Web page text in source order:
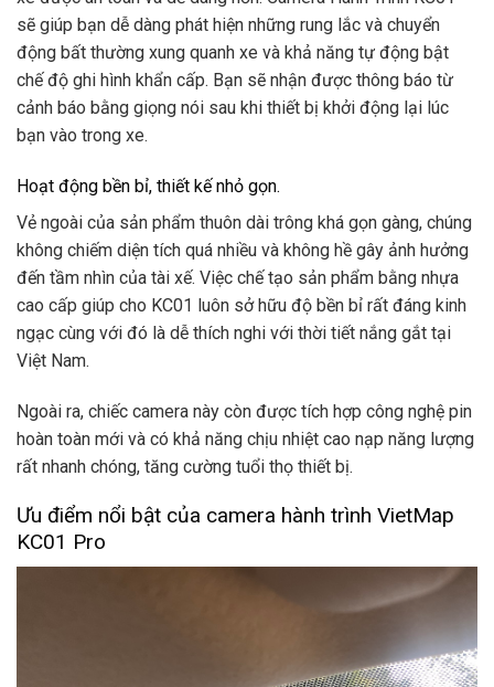
sẽ giúp bạn dễ dàng phát hiện những rung lắc và chuyển
động bất thường xung quanh xe và khả năng tự động bật
chế độ ghi hình khẩn cấp. Bạn sẽ nhận được thông báo từ
cảnh báo bằng giọng nói sau khi thiết bị khởi động lại lúc
bạn vào trong xe.
Hoạt động bền bỉ, thiết kế nhỏ gọn.
Vẻ ngoài của sản phẩm thuôn dài trông khá gọn gàng, chúng
không chiếm diện tích quá nhiều và không hề gây ảnh hưởng
đến tầm nhìn của tài xế. Việc chế tạo sản phẩm bằng nhựa
cao cấp giúp cho KC01 luôn sở hữu độ bền bỉ rất đáng kinh
ngạc cùng với đó là dễ thích nghi với thời tiết nắng gắt tại
Việt Nam.
Ngoài ra, chiếc camera này còn được tích hợp công nghệ pin
hoàn toàn mới và có khả năng chịu nhiệt cao nạp năng lượng
rất nhanh chóng, tăng cường tuổi thọ thiết bị.
Ưu điểm nổi bật của camera hành trình VietMap
KC01 Pro